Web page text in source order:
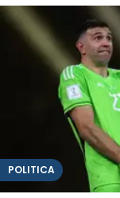
POLITICA